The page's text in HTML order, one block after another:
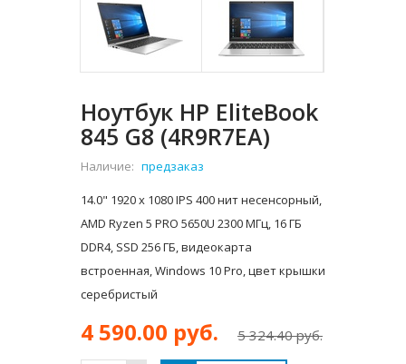
Ноутбук HP EliteBook
845 G8 (4R9R7EA)
Наличие: предзаказ
14.0" 1920 x 1080 IPS 400 нит несенсорный,
AMD Ryzen 5 PRO 5650U 2300 МГц, 16 ГБ
DDR4, SSD 256 ГБ, видеокарта
встроенная, Windows 10 Pro, цвет крышки
серебристый
4 590.00 руб. 5 324.40 руб.